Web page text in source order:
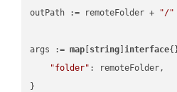
outPath := remoteFolder +
"/"
args := map string ]interface
"folder" : remoteFolder,
}